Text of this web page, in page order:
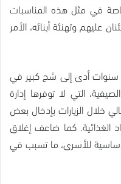
في مثل هذه المناسبات
عليهم وتهنئة أبنائه، الأمر
سنوات أدى إلى شح كبير في
التي لا توفرها إدارة
خلال الزيارات بإدخال بعض
الغذائية. كما ضاعف إغلاق
للأسرى، ما تسبب في